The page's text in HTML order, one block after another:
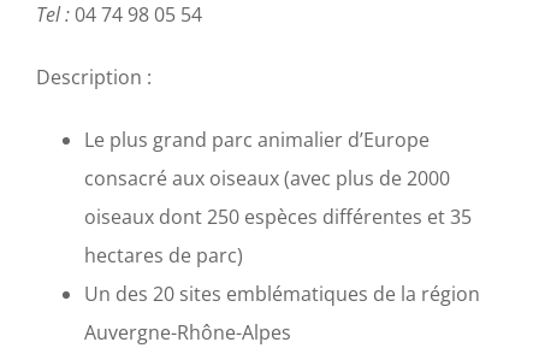
Tel :04 74 98 05 54
Description :
Le plus grand parc animalier d’Europe
consacré aux oiseaux (avec plus de 2000
oiseaux dont 250 espèces différentes et 35
hectares de parc)
Un des 20 sites emblématiques de la région
Auvergne-Rhône-Alpes